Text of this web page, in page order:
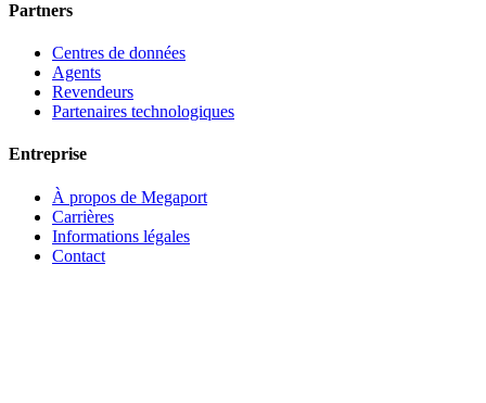
Partners
Centres de données
Agents
Revendeurs
Partenaires technologiques
Entreprise
À propos de Megaport
Carrières
Informations légales
Contact